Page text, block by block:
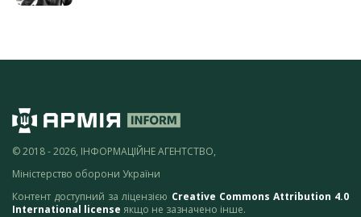
© 2018 - 2026, ІНФОРМАЦІЙНЕ АГЕНТСТВО,
Міністерство оборони України
Контент доступний за ліцензією Creative Commons Attribution 4.0
International license якщо не зазначено інше.